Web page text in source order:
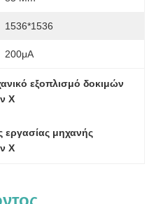
1536*1536
200μA
εξοπλισμό δοκιμών
Χ
εργασίας μηχανής
Χ